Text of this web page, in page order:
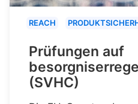
REACH
Prüfungen auf
(SVHC)